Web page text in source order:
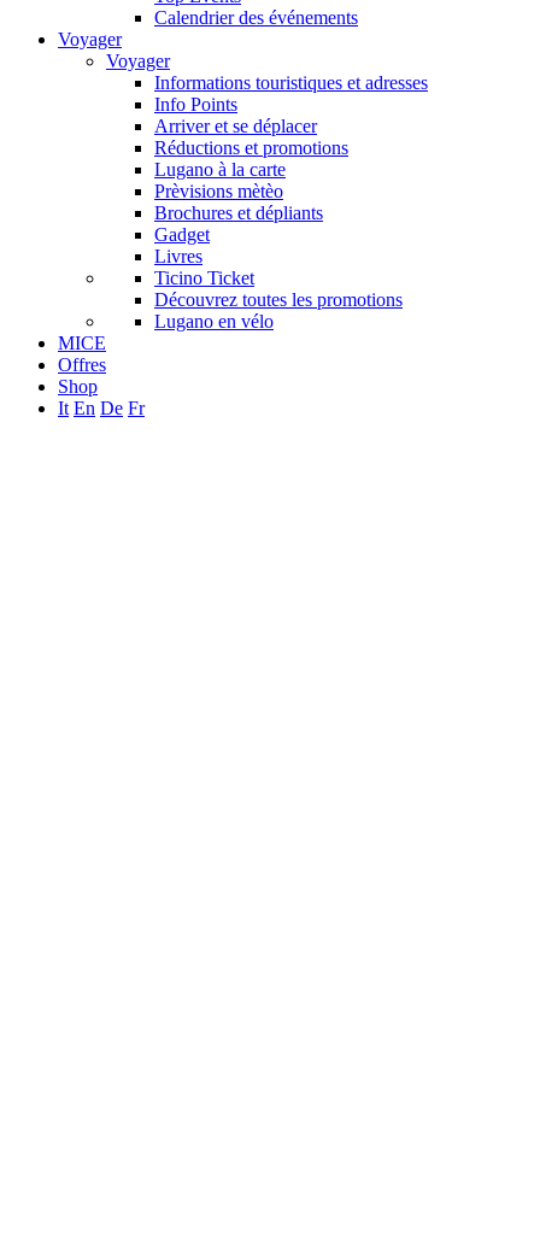
Calendrier des événements
Voyager
Voyager
Informations touristiques et adresses
Info Points
Arriver et se déplacer
Réductions et promotions
Lugano à la carte
Prèvisions mètèo
Brochures et dépliants
Gadget
Livres
Ticino Ticket
Découvrez toutes les promotions
Lugano en vélo
MICE
Offres
Shop
It En De Fr